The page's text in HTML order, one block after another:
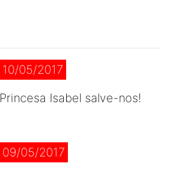
10/05/2017
Princesa Isabel salve-nos!
09/05/2017